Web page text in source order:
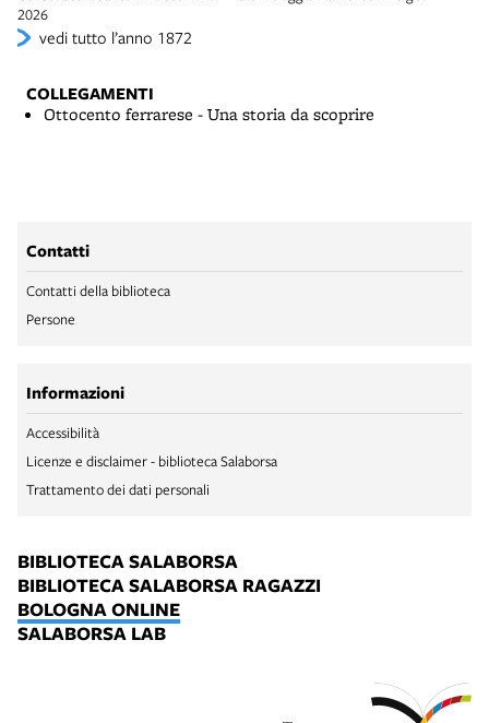
2026
vedi tutto l’anno 1872
COLLEGAMENTI
Ottocento ferrarese - Una storia da scoprire
Contatti
Contatti della biblioteca
Persone
Informazioni
Accessibilità
Licenze e disclaimer - biblioteca Salaborsa
Trattamento dei dati personali
BIBLIOTECA SALABORSA
BIBLIOTECA SALABORSA RAGAZZI
BOLOGNA ONLINE
SALABORSA LAB